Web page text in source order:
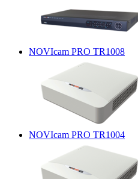
NOVIcam PRO TR1008
NOVIcam PRO TR1004